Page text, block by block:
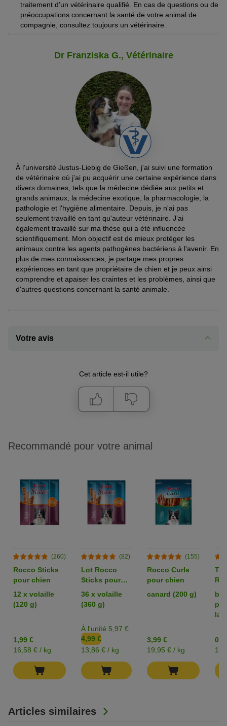
traitement d’un vétérinaire qualifié. En cas de questions ou de
préoccupations concernant la santé de votre animal de
compagnie, consultez toujours un vétérinaire.
Dr Franziska G., Vétérinaire
À l'université Justus-Liebig de Gießen, j'ai suivi une formation
de vétérinaire où j'ai pu acquérir une certaine expérience dans
divers domaines, tels que la médecine dédiée aux petits et
grands animaux, la médecine exotique, la pharmacologie, la
pathologie et l'hygiène alimentaire. Depuis, je n'ai pas
seulement travaillé en tant qu'auteur vétérinaire. J’ai
également travaillé sur ma thèse qui a été influencée
scientifiquement. Mon objectif est de mieux protéger les
animaux contre les agents pathogènes bactériens à l'avenir. En
plus de mes connaissances, je partage mes propres
expériences en tant que propriétaire de chien et je peux ainsi
comprendre et apaiser les craintes et les problèmes, ainsi que
d'autres questions concernant la santé animale.
Votre avis
Cet article est-il utile?
Articles similaires
Recommandé pour votre animal
(260)
Rocco Sticks
pour chien
12 x volaille
(120 g)
1,99 €
16,58 € / kg
(82)
Lot Rocco
Sticks pour
chien
36 x volaille
(360 g)
À l'unité 5,97 €
4,99 €
13,86 € / kg
(155)
Rocco Curls
pour chien
canard (200 g)
3,99 €
19,95 € / kg